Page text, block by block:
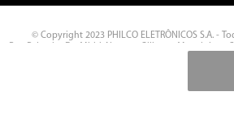
© Copyright 2023 PHILCO ELETRÔNICOS S.A. -